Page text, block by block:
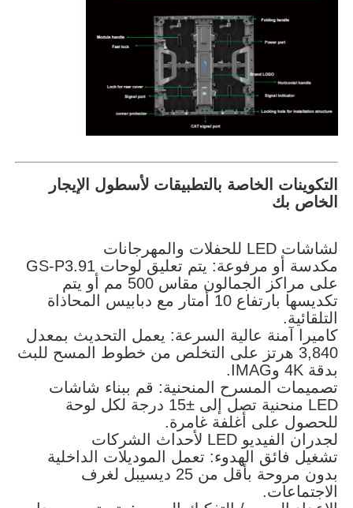
التكوينات الخاصة بالتطبيقات لأسطول الإيجار
الخاص بك
لشاشات LED للحفلات والمهرجانات
مكدسة أو مرفوعة: يتم تعليق لوحات GS-P3.91
على مراكز الجمالون مقاس 500 مم أو يتم
تكديسها بارتفاع 10 أمتار مع دبابيس المحاذاة
التلقائية.
كاميرا آمنة عالية السرعة: يعمل التحديث بمعدل
3,840 هرتز على التخلص من خطوط المسح للبث
بدقة 4K وIMAG.
تصميمات المسرح المنحنية: قم ببناء شاشات
LED منحنية تصل إلى ±15 درجة لكل لوحة
للحصول على أغلفة غامرة.
لجدران الفيديو LED لأحداث الشركات
تشغيل فائق الهدوء: تعمل الموديلات الداخلية
بدون مروحة بأقل من 25 ديسيبل لغرف
الاجتماعات.